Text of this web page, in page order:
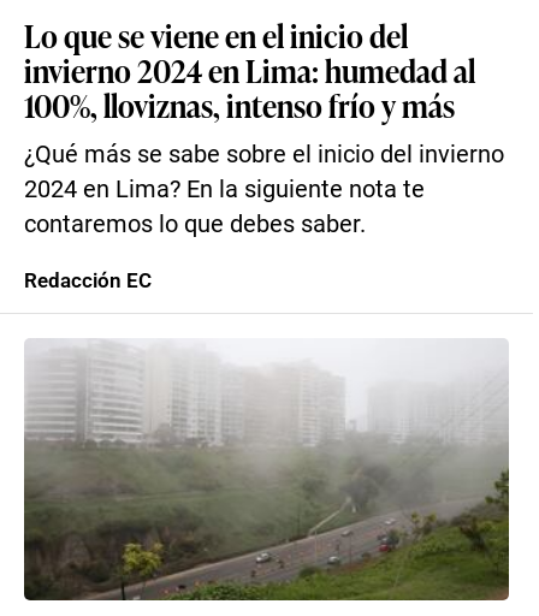
Lo que se viene en el inicio del
invierno 2024 en Lima: humedad al
100%, lloviznas, intenso frío y más
¿Qué más se sabe sobre el inicio del invierno
2024 en Lima? En la siguiente nota te
contaremos lo que debes saber.
Redacción EC